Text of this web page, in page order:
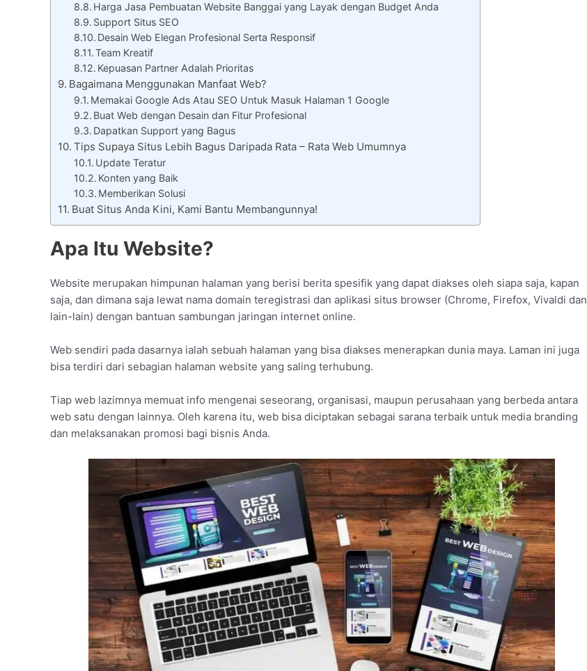
Harga Jasa Pembuatan Website Banggai yang Layak dengan Budget Anda
Support Situs SEO
Desain Web Elegan Profesional Serta Responsif
Team Kreatif
Kepuasan Partner Adalah Prioritas
Bagaimana Menggunakan Manfaat Web?
Memakai Google Ads Atau SEO Untuk Masuk Halaman 1 Google
Buat Web dengan Desain dan Fitur Profesional
Dapatkan Support yang Bagus
Tips Supaya Situs Lebih Bagus Daripada Rata – Rata Web Umumnya
Update Teratur
Konten yang Baik
Memberikan Solusi
Buat Situs Anda Kini, Kami Bantu Membangunnya!
Apa Itu Website?
Website merupakan himpunan halaman yang berisi berita spesifik yang dapat diakses oleh siapa saja, kapan
saja, dan dimana saja lewat nama domain teregistrasi dan aplikasi situs browser (Chrome, Firefox, Vivaldi dan
lain-lain) dengan bantuan sambungan jaringan internet online.
Web sendiri pada dasarnya ialah sebuah halaman yang bisa diakses menerapkan dunia maya. Laman ini juga
bisa terdiri dari sebagian halaman website yang saling terhubung.
Tiap web lazimnya memuat info mengenai seseorang, organisasi, maupun perusahaan yang berbeda antara
web satu dengan lainnya. Oleh karena itu, web bisa diciptakan sebagai sarana terbaik untuk media branding
dan melaksanakan promosi bagi bisnis Anda.